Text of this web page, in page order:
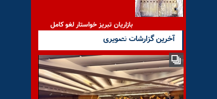
بازاریان تبریز خواستار لغو کامل
قانون جدید مالیات هستند
آخوند شجونی: رفسنجانی، زنش
آخرین گزارشات تصویری